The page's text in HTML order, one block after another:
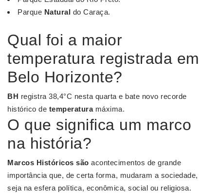
Parque Natural do Caraça.
Qual foi a maior
temperatura registrada em
Belo Horizonte?
BH registra 38,4°C nesta quarta e bate novo recorde
histórico de temperaturamáxima.
O que significa um marco
na história?
Marcos Históricos são acontecimentos de grande
importância que, de certa forma, mudaram a sociedade,
seja na esfera política, econômica, social ou religiosa.